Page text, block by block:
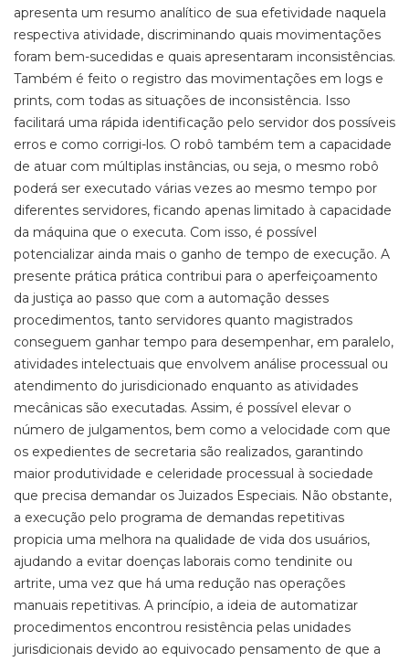
apresenta um resumo analítico de sua efetividade naquela
respectiva atividade, discriminando quais movimentações
foram bem-sucedidas e quais apresentaram inconsistências.
Também é feito o registro das movimentações em logs e
prints, com todas as situações de inconsistência. Isso
facilitará uma rápida identificação pelo servidor dos possíveis
erros e como corrigi-los. O robô também tem a capacidade
de atuar com múltiplas instâncias, ou seja, o mesmo robô
poderá ser executado várias vezes ao mesmo tempo por
diferentes servidores, ficando apenas limitado à capacidade
da máquina que o executa. Com isso, é possível
potencializar ainda mais o ganho de tempo de execução. A
presente prática prática contribui para o aperfeiçoamento
da justiça ao passo que com a automação desses
procedimentos, tanto servidores quanto magistrados
conseguem ganhar tempo para desempenhar, em paralelo,
atividades intelectuais que envolvem análise processual ou
atendimento do jurisdicionado enquanto as atividades
mecânicas são executadas. Assim, é possível elevar o
número de julgamentos, bem como a velocidade com que
os expedientes de secretaria são realizados, garantindo
maior produtividade e celeridade processual à sociedade
que precisa demandar os Juizados Especiais. Não obstante,
a execução pelo programa de demandas repetitivas
propicia uma melhora na qualidade de vida dos usuários,
ajudando a evitar doenças laborais como tendinite ou
artrite, uma vez que há uma redução nas operações
manuais repetitivas. A princípio, a ideia de automatizar
procedimentos encontrou resistência pelas unidades
jurisdicionais devido ao equivocado pensamento de que a